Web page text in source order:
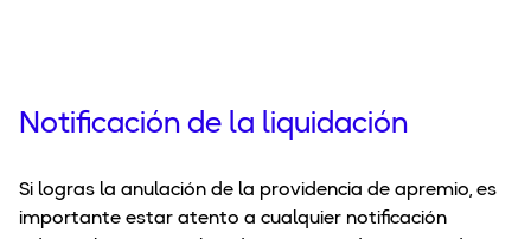
Notificación de la liquidación
Si logras la anulación de la providencia de apremio, es
importante estar atento a cualquier notificación